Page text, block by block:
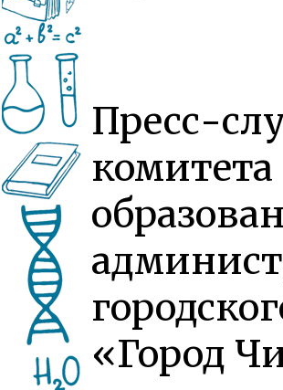
Пресс-
комитета
«Город